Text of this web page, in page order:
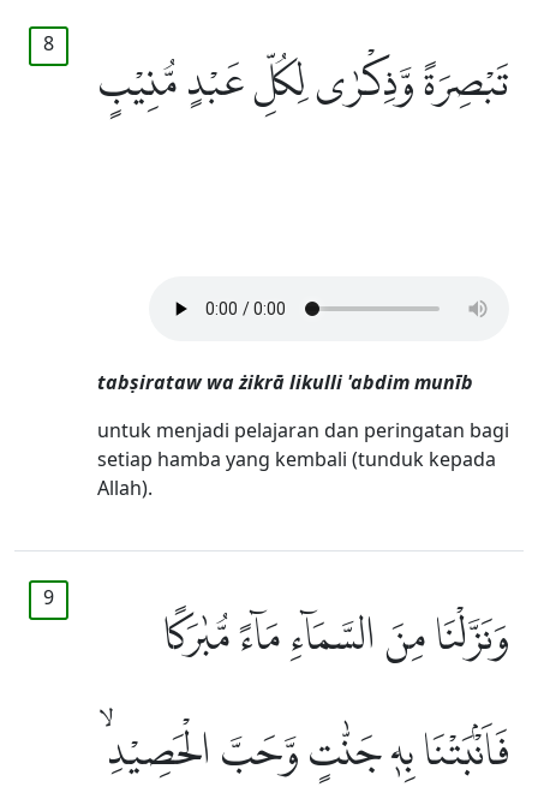
8
تَبْصِرَةً وَّذِكْرٰى لِكُلِّ عَبْدٍ مُّنِيْبٍ
tabṣirataw wa żikrā likulli 'abdim munīb
untuk menjadi pelajaran dan peringatan bagi
setiap hamba yang kembali (tunduk kepada
Allah).
9
وَنَزَّلْنَا مِنَ السَّمَاۤءِ مَاۤءً مُّبٰرَكًا
فَاَنْۢبَتْنَا بِهٖ جَنّٰتٍ وَّحَبَّ الْحَصِيْدِۙ